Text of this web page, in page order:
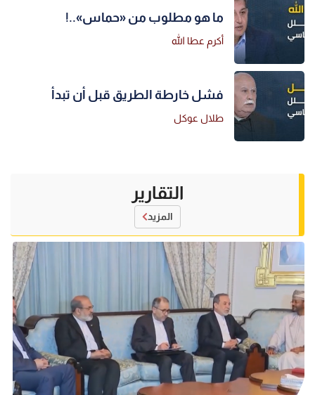
ما هو مطلوب من «حماس»..!
أكرم عطا الله
فشل خارطة الطريق قبل أن تبدأ
طلال عوكل
التقارير
المزيد